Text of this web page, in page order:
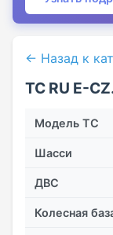
← Назад к
ТС RU Е-
Модель ТС
Шасси
ДВС
Колесная